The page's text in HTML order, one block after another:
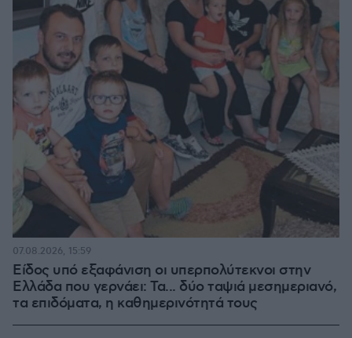
Είδος υπό εξαφάνιση οι υπερπολύτεκνοι στην
Ελλάδα που γερνάει: Τα... δύο ταψιά μεσημεριανό,
τα επιδόματα, η καθημερινότητά τους
07.08.2026, 15:59